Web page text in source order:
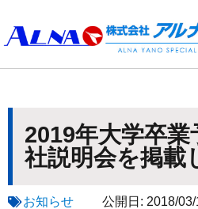
2019年大学卒
社説明会を掲載
お知らせ 公開日: 2018/